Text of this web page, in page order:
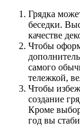
Грядка
беседки.
качестве
Чтобы
самого
тележкой,
Чтобы
создание
Кроме
год вы